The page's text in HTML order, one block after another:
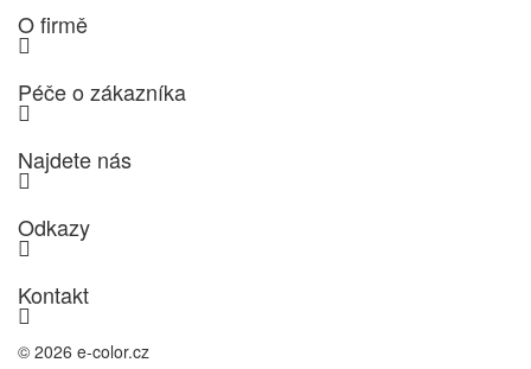
O firmě
Péče o zákazníka
Najdete nás
Odkazy
Kontakt
© 2026 e-color.cz